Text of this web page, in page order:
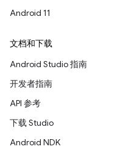
Android 11
文档和下载
Android Studio 指南
开发者指南
API 参考
下载 Studio
Android NDK